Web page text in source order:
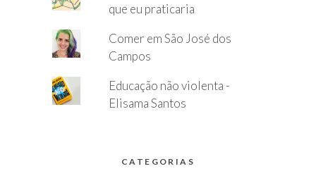
que eu praticaria
Comer em São José dos
Campos
Educação não violenta -
Elisama Santos
CATEGORIAS